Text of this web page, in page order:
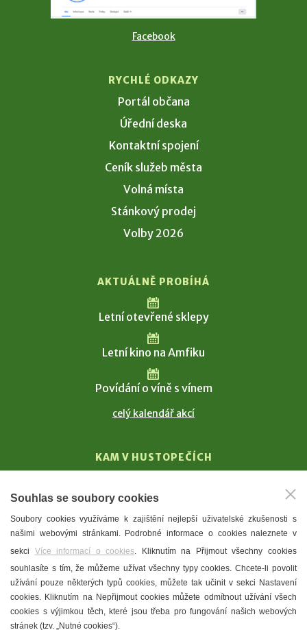
Facebook
RYCHLÉ ODKAZY
Portál občana
Úřední deska
Kontaktní spojení
Ceník služeb města
Volná místa
Stánkový prodej
Volby 2026
AKTUÁLNĚ PROBÍHÁ
Letní otevřené sklepy
Letní kino na Amfiku
Povídání o víně s vínem
celý kalendář akcí
KAM V HUSTOPEČÍCH
T. G. Masaryk
Mandloně
Ubytování
Restaurace
Městské muzeum a galerie
Denní meníčka
Souhlas se soubory cookies
Soubory cookies využíváme k zajištění nejlepší uživatelské zkušenosti s
našimi webovými stránkami. Podrobné informace o cookies naleznete v
sekci Více informací o cookies. Kliknutím na Přijmout všechny cookies
souhlasíte s tím, že můžeme užívat všechny typy cookies. Chcete-li povolit
užívání pouze některých typů cookies, můžete tak učinit v sekci Nastavení
cookies. Kliknutím na Nepřijmout cookies můžete odmítnout užívání všech
cookies s výjimkou těch, které jsou třeba pro fungování našich webových
stránek (tzv. „Nutné cookies“).